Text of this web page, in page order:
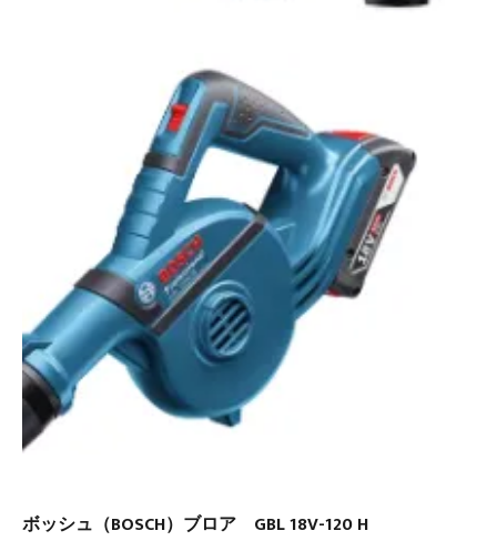
ボッシュ（BOSCH）ブロア GBL 18V-120 H